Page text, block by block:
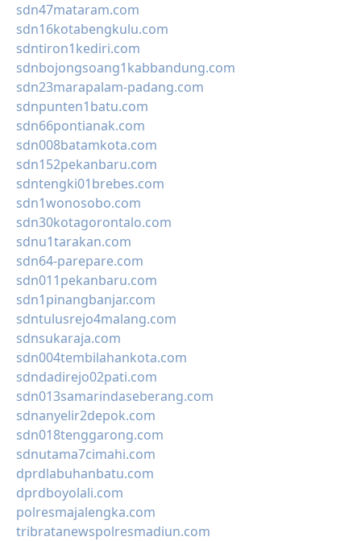
sdn47mataram.com
sdn16kotabengkulu.com
sdntiron1kediri.com
sdnbojongsoang1kabbandung.com
sdn23marapalam-padang.com
sdnpunten1batu.com
sdn66pontianak.com
sdn008batamkota.com
sdn152pekanbaru.com
sdntengki01brebes.com
sdn1wonosobo.com
sdn30kotagorontalo.com
sdnu1tarakan.com
sdn64-parepare.com
sdn011pekanbaru.com
sdn1pinangbanjar.com
sdntulusrejo4malang.com
sdnsukaraja.com
sdn004tembilahankota.com
sdndadirejo02pati.com
sdn013samarindaseberang.com
sdnanyelir2depok.com
sdn018tenggarong.com
sdnutama7cimahi.com
dprdlabuhanbatu.com
dprdboyolali.com
polresmajalengka.com
tribratanewspolresmadiun.com